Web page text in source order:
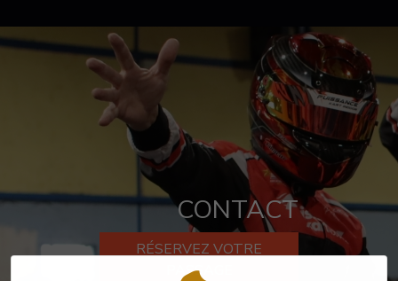
CONTACT
RÉSERVEZ VOTRE
PASSAGE